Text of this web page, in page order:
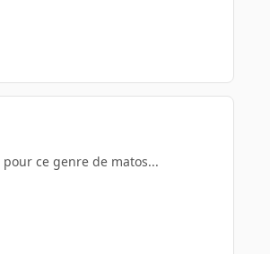
ce genre de matos...